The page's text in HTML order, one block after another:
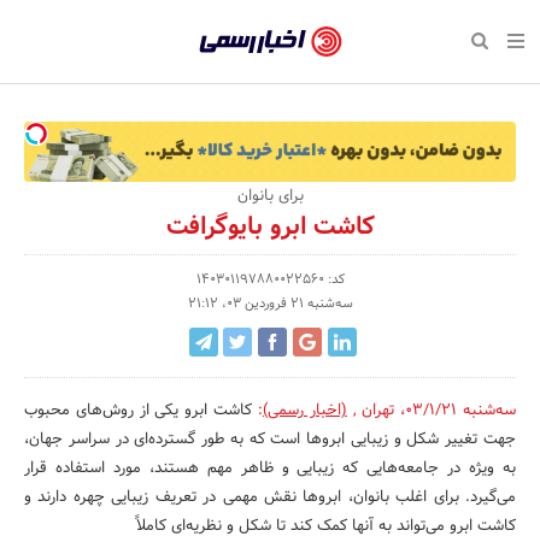
رسمی
-
اخبار
تایید
شده
شرکت‌ها،
سازمان‌ها
و
روابط
عمومی‌ها
بازگشت
صفحه نخست پایگاه خبری صفحه نخست اقتصادی
تجارت و بازار
کارآفرینی و استارتاپ
کسب و کار و خرده فروشی
صنایع غذایی و کشاورزی
کار و استخدام
اجتماعی
صفحه نخست اجتماعی
علم و آموزش
بهداشت و درمان
محیط زیست
تبلیغات و روابط عمومی
صفحه نخست فرهنگی
نشریات و کتاب
صنایع دستی
صفحه نخست ورزش
تازه‌های ورزش
مکان‌های ورزشی
صفحه نخست سبک زندگی
سلامت و زیبایی
روانشناسی و موفقیت
رویداد
صفحه نخست رویداد
حراج و تخفیف
جشنواره، نمایشگاه و برای بانوان
کاشت ابرو بایوگرافت
کد: 140301197880022560
سه‌شنبه 21 فروردین 03، 21:12
سه‌شنبه 03/1/21 ، تهران ,(اخبار رسمی): کاشت ابرو یکی از روش‌های محبوب
جهت تغییر شکل و زیبایی ابروها است که به طور گسترده‌ای در سراسر جهان،
به ویژه در جامعه‌هایی که زیبایی و ظاهر مهم هستند، مورد استفاده قرار
می‌گیرد. برای اغلب بانوان، ابروها نقش مهمی در تعریف زیبایی چهره دارند و
کاشت ابرو می‌تواند به آنها کمک کند تا شکل و نظریه‌ای کاملاً